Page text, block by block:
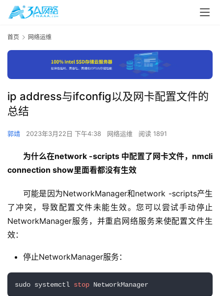
首页 网络运维
ip address与ifconfig以及网卡配置文件的
总结
郭靖 2023年3月22日 下午4:38 网络运维 阅读 1891
为什么在network -scripts 中配置了网卡文件，nmcli
connection show里面看都没有生效
可能是因为NetworkManager和network -scripts产生
了冲突，导致配置文件未能生效。您可以尝试手动停止
NetworkManager服务，并重启网络服务来使配置文件生
效：
停止NetworkManager服务：
sudo systemctl stop NetworkManager